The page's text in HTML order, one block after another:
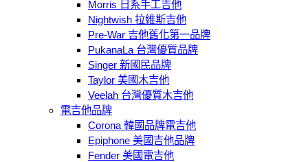
Morris 日系手工吉他
Nightwish 拉維斯吉他
Pre-War 吉他舊化第一品牌
PukanaLa 台灣優質品牌
Singer 新國民品牌
Taylor 美國木吉他
Veelah 台灣優質木吉他
電吉他品牌
Corona 韓國品牌電吉他
Epiphone 美國吉他品牌
Fender 美國電吉他